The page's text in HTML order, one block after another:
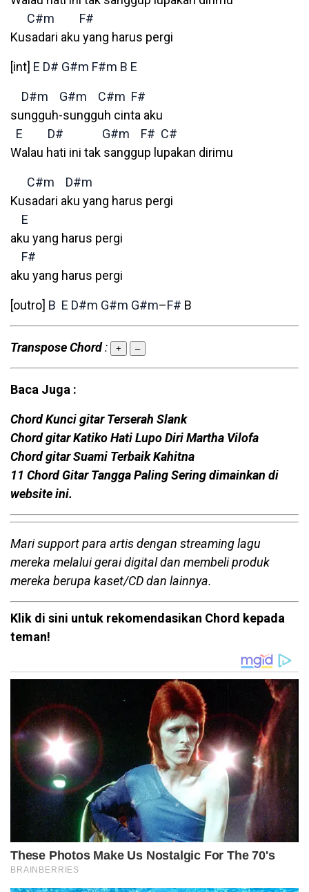
C#m
F#
Kusadari aku yang harus pergi
[int] E D# G#m F#m B E
D#m G#m C#m F#
sungguh-sungguh cinta aku
E
D# G#m F# C#
Walau hati ini tak sanggup lupakan dirimu
C#m
D#m
Kusadari aku yang harus pergi
E
aku yang harus pergi
F#
aku yang harus pergi
[outro] B E D#m G#m G#m–F# B
Transpose Chord: + –
Baca Juga :
Chord Kunci gitar Terserah Slank
Chord gitar Katiko Hati Lupo Diri Martha Vilofa
Chord gitar Suami Terbaik Kahitna
11 Chord Gitar Tangga Paling Sering dimainkan di
website ini.
Mari support para artis dengan streaming lagu
mereka melalui gerai digital dan membeli produk
mereka berupa kaset/CD dan lainnya.
Klik di sini untuk rekomendasikan Chord kepada
teman!